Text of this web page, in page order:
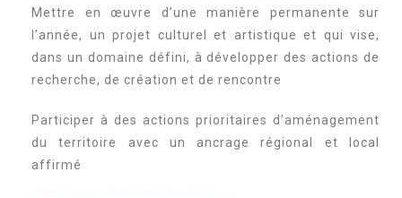
Mettre en œuvre d’une manière permanente sur
l’année, un projet culturel et artistique et qui vise,
dans un domaine défini, à développer des actions de
recherche, de création et de rencontre
Participer à des actions prioritaires d’aménagement
du territoire avec un ancrage régional et local
affirmé